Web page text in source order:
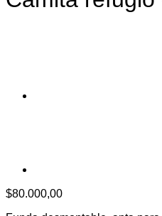
$80.000,00